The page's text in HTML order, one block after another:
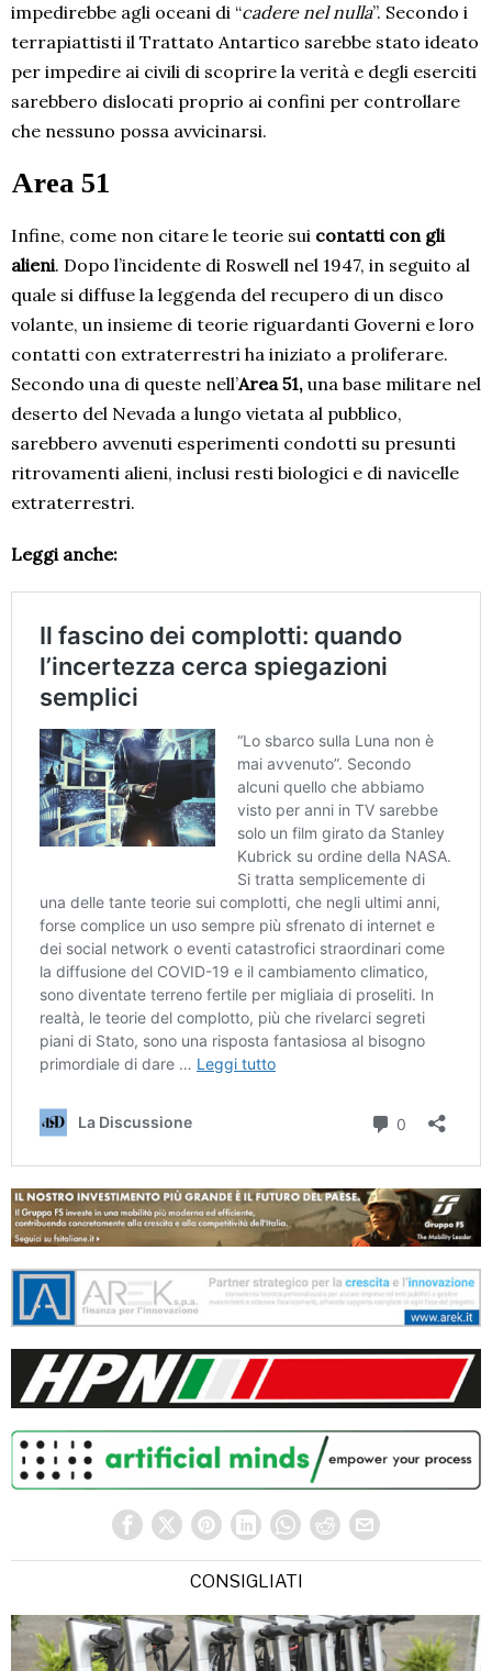
impedirebbe agli oceani di “cadere nel nulla”. Secondo i
terrapiattisti il Trattato Antartico sarebbe stato ideato
per impedire ai civili di scoprire la verità e degli eserciti
sarebbero dislocati proprio ai confini per controllare
che nessuno possa avvicinarsi.
Area 51
Infine, come non citare le teorie sui contatti con gli
alieni. Dopo l’incidente di Roswell nel 1947, in seguito al
quale si diffuse la leggenda del recupero di un disco
volante, un insieme di teorie riguardanti Governi e loro
contatti con extraterrestri ha iniziato a proliferare.
Secondo una di queste nell’Area 51, una base militare nel
deserto del Nevada a lungo vietata al pubblico,
sarebbero avvenuti esperimenti condotti su presunti
ritrovamenti alieni, inclusi resti biologici e di navicelle
extraterrestri.
Leggi anche:
CONSIGLIATI